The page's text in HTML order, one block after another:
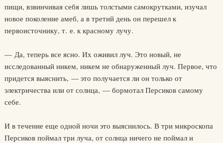
пищи, взвинчивая себя лишь толстыми самокрутками, изучал
новое поколение амеб, а в третий день он перешел к
первоисточнику, т. е. к красному лучу.
— Да, теперь все ясно. Их оживил луч. Это новый, не
исследованный никем, никем не обнаруженный луч. Первое, что
придется выяснить, — это получается ли он только от
электричества или от солнца, — бормотал Персиков самому
себе.
И в течение еще одной ночи это выяснилось. В три микроскопа
Персиков поймал три луча, от солнца ничего не поймал и